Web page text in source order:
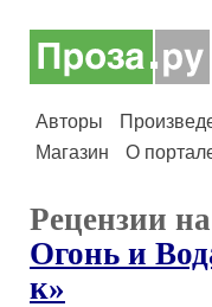
Авторы
Магазин
О
Рецензии
Огонь и
к»